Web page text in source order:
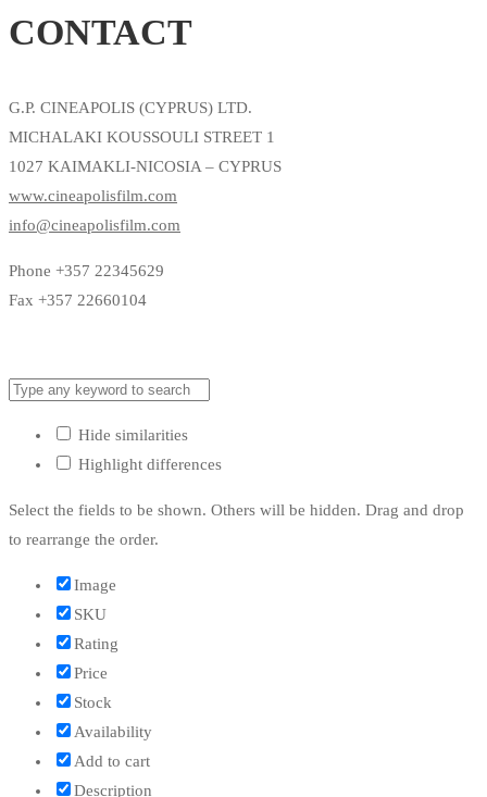
CONTACT
G.P. CINEAPOLIS (CYPRUS) LTD.
MICHALAKI KOUSSOULI STREET 1
1027 KAIMAKLI-NICOSIA – CYPRUS
www.cineapolisfilm.com
info@cineapolisfilm.com
Phone +357 22345629
Fax +357 22660104
Hide similarities
Highlight differences
Select the fields to be shown. Others will be hidden. Drag and drop
to rearrange the order.
Image
SKU
Rating
Price
Stock
Availability
Add to cart
Description